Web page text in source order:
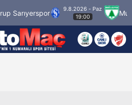
9.8.2026 - Paz
19:00